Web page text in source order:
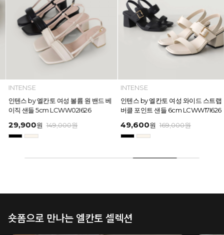
INTENSE
인텐스 by 엘칸토 여성 볼륨 원 밴드 베
이직 샌들 5cm LCWW02I626
29,900원 149,000원
INTENSE
인텐스 by 엘칸토 여성 와이드 스트랩
버클 포인트 샌들 6cm LCWW17I626
49,600원 169,000원
숏폼으로 만나는 엘칸토 셀렉션